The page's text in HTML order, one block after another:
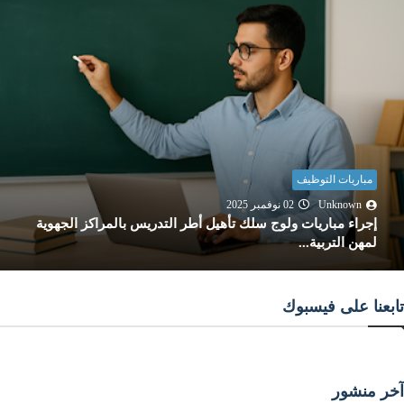
مباريات التوظيف
Unknown
02 نوفمبر 2025
إجراء مباريات ولوج سلك تأهيل أطر التدريس بالمراكز الجهوية
لمهن التربية...
تابعنا على فيسبوك
آخر منشور